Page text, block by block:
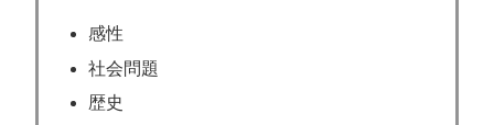
感性
社会問題
歴史